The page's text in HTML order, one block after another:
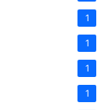
1
1
1
1